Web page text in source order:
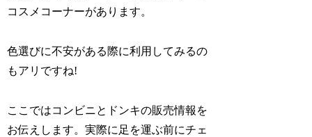
コスメコーナーがあります。
色選びに不安がある際に利用してみるの
もアリですね!
ここではコンビニとドンキの販売情報を
お伝えします。実際に足を運ぶ前にチェ